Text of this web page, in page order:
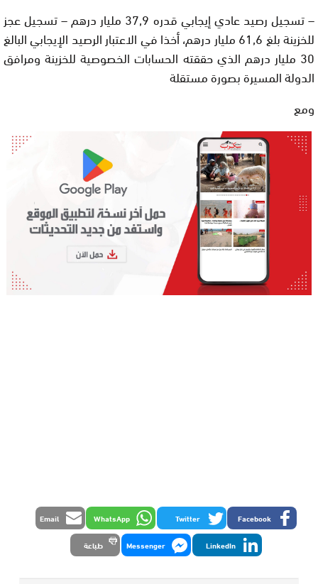
– تسجيل رصيد عادي إيجابي قدره 37,9 مليار درهم – تسجيل عجز
للخزينة بلغ 61,6 مليار درهم، أخذا في الاعتبار الرصيد الإيجابي البالغ
30 مليار درهم الذي حققته الحسابات الخصوصية للخزينة ومرافق
الدولة المسيرة بصورة مستقلة
ومع
Facebook
Twitter
WhatsApp
Email
LinkedIn
Messenger طباعة